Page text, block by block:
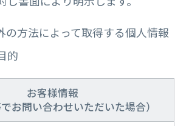
の方法によって取得する個人情報
的
お客様情報
でお問い合わせいただいた場合）